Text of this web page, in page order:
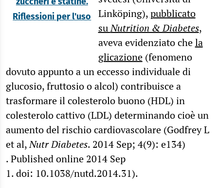
Riflessioni per l'uso
Linköping),pubblicato
suNutrition & Diabetes,
aveva evidenziato chela
glicazione(fenomeno
dovuto appunto a un eccesso individuale di
glucosio, fruttosio o alcol) contribuisce a
trasformare il colesterolo buono (HDL) in
colesterolo cattivo (LDL) determinando cioè un
aumento del rischio cardiovascolare (Godfrey L
et al,Nutr Diabetes. 2014 Sep; 4(9): e134)
. Published online 2014 Sep
1. doi: 10.1038/nutd.2014.31).